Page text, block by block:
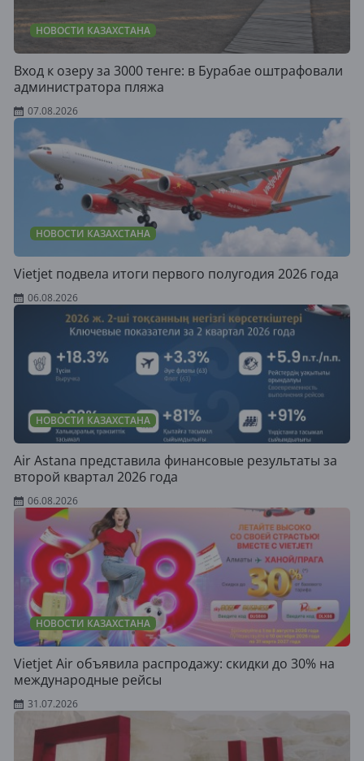
НОВОСТИ КАЗАХСТАНА
Вход к озеру за 3000 тенге: в Бурабае оштрафовали
администратора пляжа
07.08.2026
НОВОСТИ КАЗАХСТАНА
Vietjet подвела итоги первого полугодия 2026 года
06.08.2026
НОВОСТИ КАЗАХСТАНА
Air Astana представила финансовые результаты за
второй квартал 2026 года
06.08.2026
НОВОСТИ КАЗАХСТАНА
Vietjet Air объявила распродажу: скидки до 30% на
международные рейсы
31.07.2026